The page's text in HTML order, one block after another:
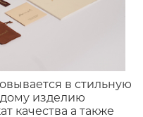
в стильную
изделию
качества а также